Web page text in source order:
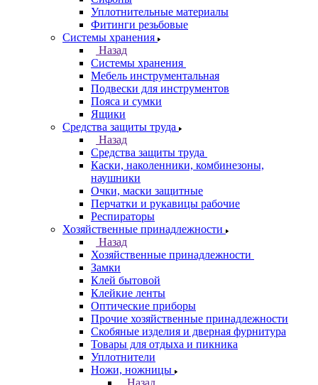
Уплотнительные материалы
Фитинги резьбовые
Системы хранения
Назад
Системы хранения
Мебель инструментальная
Подвески для инструментов
Пояса и сумки
Ящики
Средства защиты труда
Назад
Средства защиты труда
Каски, наколенники, комбинезоны,
наушники
Очки, маски защитные
Перчатки и рукавицы рабочие
Респираторы
Хозяйственные принадлежности
Назад
Хозяйственные принадлежности
Замки
Клей бытовой
Клейкие ленты
Оптические приборы
Прочие хозяйственные принадлежности
Скобяные изделия и дверная фурнитура
Товары для отдыха и пикника
Уплотнители
Ножи, ножницы
Назад